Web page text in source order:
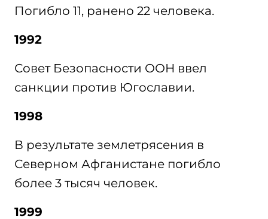
Погибло 11, ранено 22 человека.
1992
Совет Безопасности ООН ввел
санкции против Югославии.
1998
В результате землетрясения в
Северном Афганистане погибло
более 3 тысяч человек.
1999